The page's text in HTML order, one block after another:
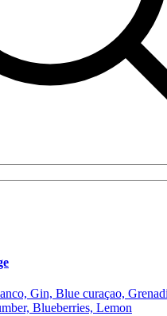
Gin, Blue curaçao,
Blueberries, Lemon